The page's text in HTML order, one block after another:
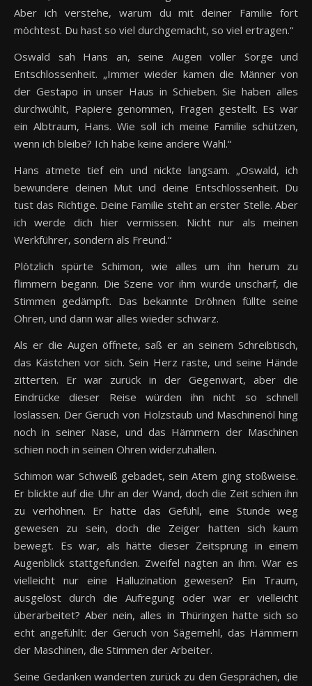
Aber ich verstehe, warum du mit deiner Familie fort
möchtest. Du hast so viel durchgemacht, so viel ertragen.“
Oswald sah Hans an, seine Augen voller Sorge und
Entschlossenheit. „Immer wieder kamen die Männer von
der Gestapo in unser Haus in Schieben. Sie haben alles
durchwühlt, Papiere genommen, Fragen gestellt. Es war
ein Albtraum, Hans. Wie soll ich meine Familie schützen,
wenn ich bleibe? Ich habe keine andere Wahl.“
Hans atmete tief ein und nickte langsam. „Oswald, ich
bewundere deinen Mut und deine Entschlossenheit. Du
tust das Richtige. Deine Familie steht an erster Stelle. Aber
ich werde dich hier vermissen. Nicht nur als meinen
Werkführer, sondern als Freund.“
Plötzlich spürte Schimon, wie alles um ihn herum zu
flimmern begann. Die Szene vor ihm wurde unscharf, die
Stimmen gedämpft. Das bekannte Dröhnen füllte seine
Ohren, und dann war alles wieder schwarz.
Als er die Augen öffnete, saß er an seinem Schreibtisch,
das Kästchen vor sich. Sein Herz raste, und seine Hände
zitterten. Er war zurück in der Gegenwart, aber die
Eindrücke dieser Reise würden ihn nicht so schnell
loslassen. Der Geruch von Holzstaub und Maschinenöl hing
noch in seiner Nase, und das Hämmern der Maschinen
schien noch in seinen Ohren widerzuhallen.
Schimon war Schweiß gebadet, sein Atem ging stoßweise.
Er blickte auf die Uhr an der Wand, doch die Zeit schien ihn
zu verhöhnen. Er hatte das Gefühl, eine Stunde weg
gewesen zu sein, doch die Zeiger hatten sich kaum
bewegt. Es war, als hätte dieser Zeitsprung in einem
Augenblick stattgefunden. Zweifel nagten an ihm. War es
vielleicht nur eine Halluzination gewesen? Ein Traum,
ausgelöst durch die Aufregung oder war er vielleicht
überarbeitet? Aber nein, alles in Thüringen hatte sich so
echt angefühlt: der Geruch von Sägemehl, das Hämmern
der Maschinen, die Stimmen der Arbeiter.
Seine Gedanken wanderten zurück zu den Gesprächen, die